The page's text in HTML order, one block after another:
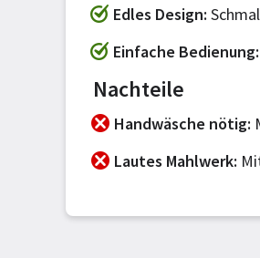
Edles Design
Einfache Bedienung
Nachteile
Handwäsche nötig
Lautes Mahlwerk